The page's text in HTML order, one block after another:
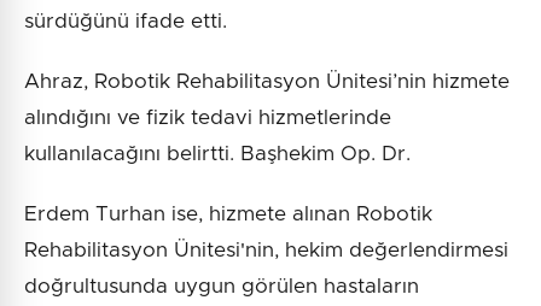
sürdüğünü ifade etti.
Ahraz, Robotik Rehabilitasyon Ünitesi’nin hizmete
alındığını ve fizik tedavi hizmetlerinde
kullanılacağını belirtti. Başhekim Op. Dr.
Erdem Turhan ise, hizmete alınan Robotik
Rehabilitasyon Ünitesi'nin, hekim değerlendirmesi
doğrultusunda uygun görülen hastaların